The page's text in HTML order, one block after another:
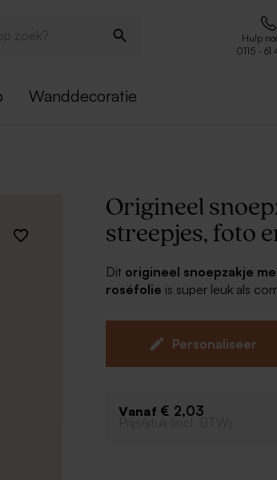
Hulp
0115 -
Wanddecoratie
Origineel
streepjes, foto
Dit origineel snoepzakje
roséfolie is super leuk als
dag. De bedankjes voor je
met deze snoepzakjes.
Snoep apart te verkrijgen
Personaliseer
Vanaf € 2,03
Prijs/stuk (incl. BTW)